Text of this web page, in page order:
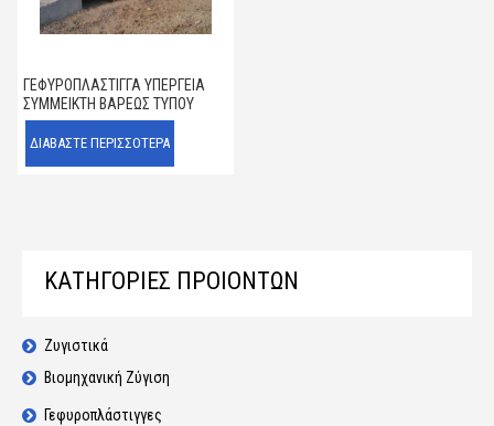
ΓΕΦΥΡΟΠΛΆΣΤΙΓΓΑ ΥΠΈΡΓΕΙΑ
ΣΎΜΜΕΙΚΤΗ ΒΑΡΈΩΣ ΤΎΠΟΥ
ΔΙΑΒΆΣΤΕ ΠΕΡΙΣΣΌΤΕΡΑ
ΚΑΤΗΓΟΡΙΕΣ ΠΡΟΙΟΝΤΩΝ
Ζυγιστικά
Βιομηχανική Ζύγιση
Γεφυροπλάστιγγες